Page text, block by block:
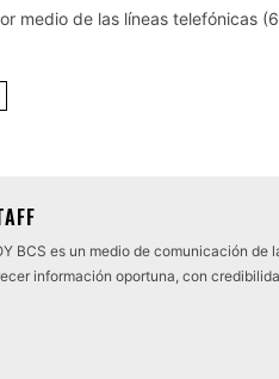
medio de las líneas telefónicas
BCS es un medio de comunicación
información oportuna, con